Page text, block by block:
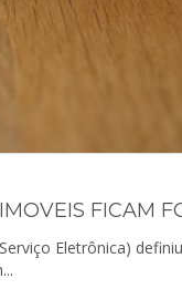
Eletrônica)